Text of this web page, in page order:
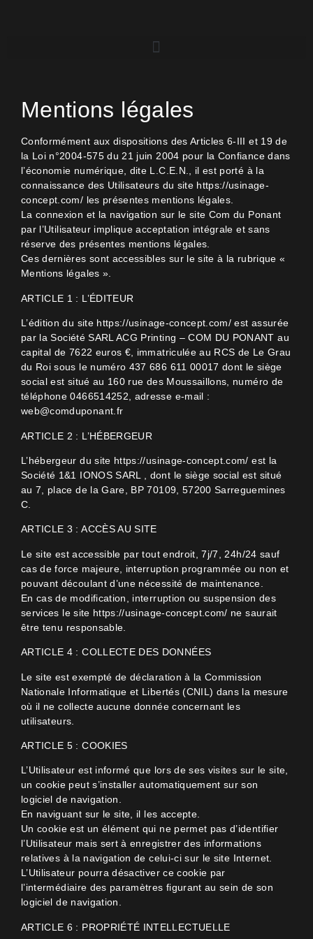
Mentions légales
Conformément aux dispositions des Articles 6-III et 19 de
la Loi n°2004-575 du 21 juin 2004 pour la Confiance dans
l’économie numérique, dite L.C.E.N., il est porté à la
connaissance des Utilisateurs du site https://usinage-
concept.com/ les présentes mentions légales.
La connexion et la navigation sur le site Com du Ponant
par l’Utilisateur implique acceptation intégrale et sans
réserve des présentes mentions légales.
Ces dernières sont accessibles sur le site à la rubrique «
Mentions légales ».
ARTICLE 1 : L’ÉDITEUR
L’édition du site https://usinage-concept.com/ est assurée
par la Société SARL ACG Printing – COM DU PONANT au
capital de 7622 euros €, immatriculée au RCS de Le Grau
du Roi sous le numéro 437 686 611 00017 dont le siège
social est situé au 160 rue des Moussaillons, numéro de
téléphone 0466514252, adresse e-mail :
web@comduponant.fr
ARTICLE 2 : L’HÉBERGEUR
L’hébergeur du site https://usinage-concept.com/ est la
Société 1&1 IONOS SARL , dont le siège social est situé
au 7, place de la Gare, BP 70109, 57200 Sarreguemines
C.
ARTICLE 3 : ACCÈS AU SITE
Le site est accessible par tout endroit, 7j/7, 24h/24 sauf
cas de force majeure, interruption programmée ou non et
pouvant découlant d’une nécessité de maintenance.
En cas de modification, interruption ou suspension des
services le site https://usinage-concept.com/ ne saurait
être tenu responsable.
ARTICLE 4 : COLLECTE DES DONNÉES
Le site est exempté de déclaration à la Commission
Nationale Informatique et Libertés (CNIL) dans la mesure
où il ne collecte aucune donnée concernant les
utilisateurs.
ARTICLE 5 : COOKIES
L’Utilisateur est informé que lors de ses visites sur le site,
un cookie peut s’installer automatiquement sur son
logiciel de navigation.
En naviguant sur le site, il les accepte.
Un cookie est un élément qui ne permet pas d’identifier
l’Utilisateur mais sert à enregistrer des informations
relatives à la navigation de celui-ci sur le site Internet.
L’Utilisateur pourra désactiver ce cookie par
l’intermédiaire des paramètres figurant au sein de son
logiciel de navigation.
ARTICLE 6 : PROPRIÉTÉ INTELLECTUELLE